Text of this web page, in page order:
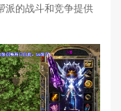
派的战斗和竞争提供